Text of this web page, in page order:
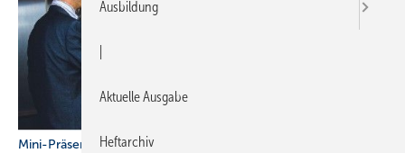
Mini-Präsentationen zur Auftragsgewinnung
Ausbildung
Aktuelle Ausgabe
Heftarchiv